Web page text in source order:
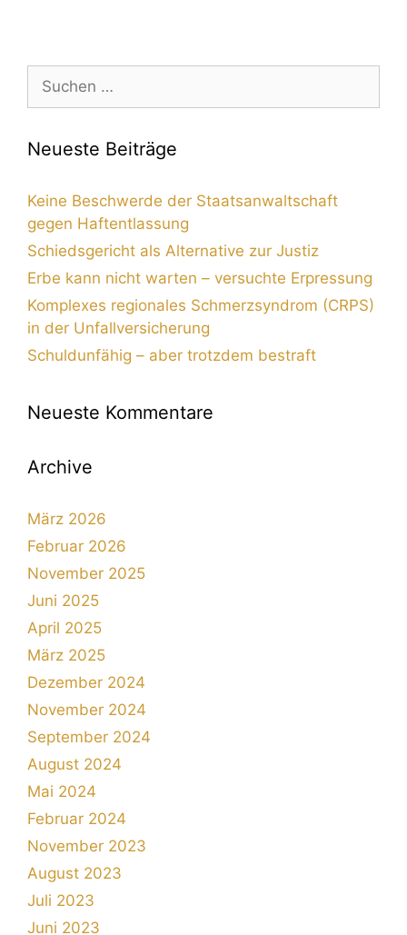
Neueste Beiträge
Keine Beschwerde der Staatsanwaltschaft
gegen Haftentlassung
Schiedsgericht als Alternative zur Justiz
Erbe kann nicht warten – versuchte Erpressung
Komplexes regionales Schmerzsyndrom (CRPS)
in der Unfallversicherung
Schuldunfähig – aber trotzdem bestraft
Neueste Kommentare
Archive
März 2026
Februar 2026
November 2025
Juni 2025
April 2025
März 2025
Dezember 2024
November 2024
September 2024
August 2024
Mai 2024
Februar 2024
November 2023
August 2023
Juli 2023
Juni 2023